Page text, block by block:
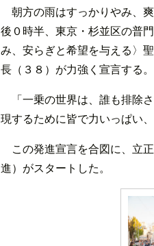
朝方の雨はすっかりやみ、
後０時半、東京・杉並区の普
み、安らぎと希望を与える〉
長（３８）が力強く宣言する。
「一乗の世界は、誰も排除
現するために皆で力いっぱい
この発進宣言を合図に、立
進）がスタートした。